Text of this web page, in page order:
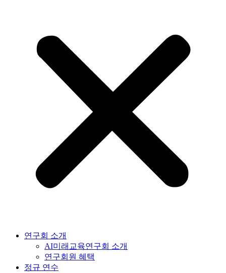
연구회 소개
AI미래교육연구회 소개
연구회원 혜택
정규 연수